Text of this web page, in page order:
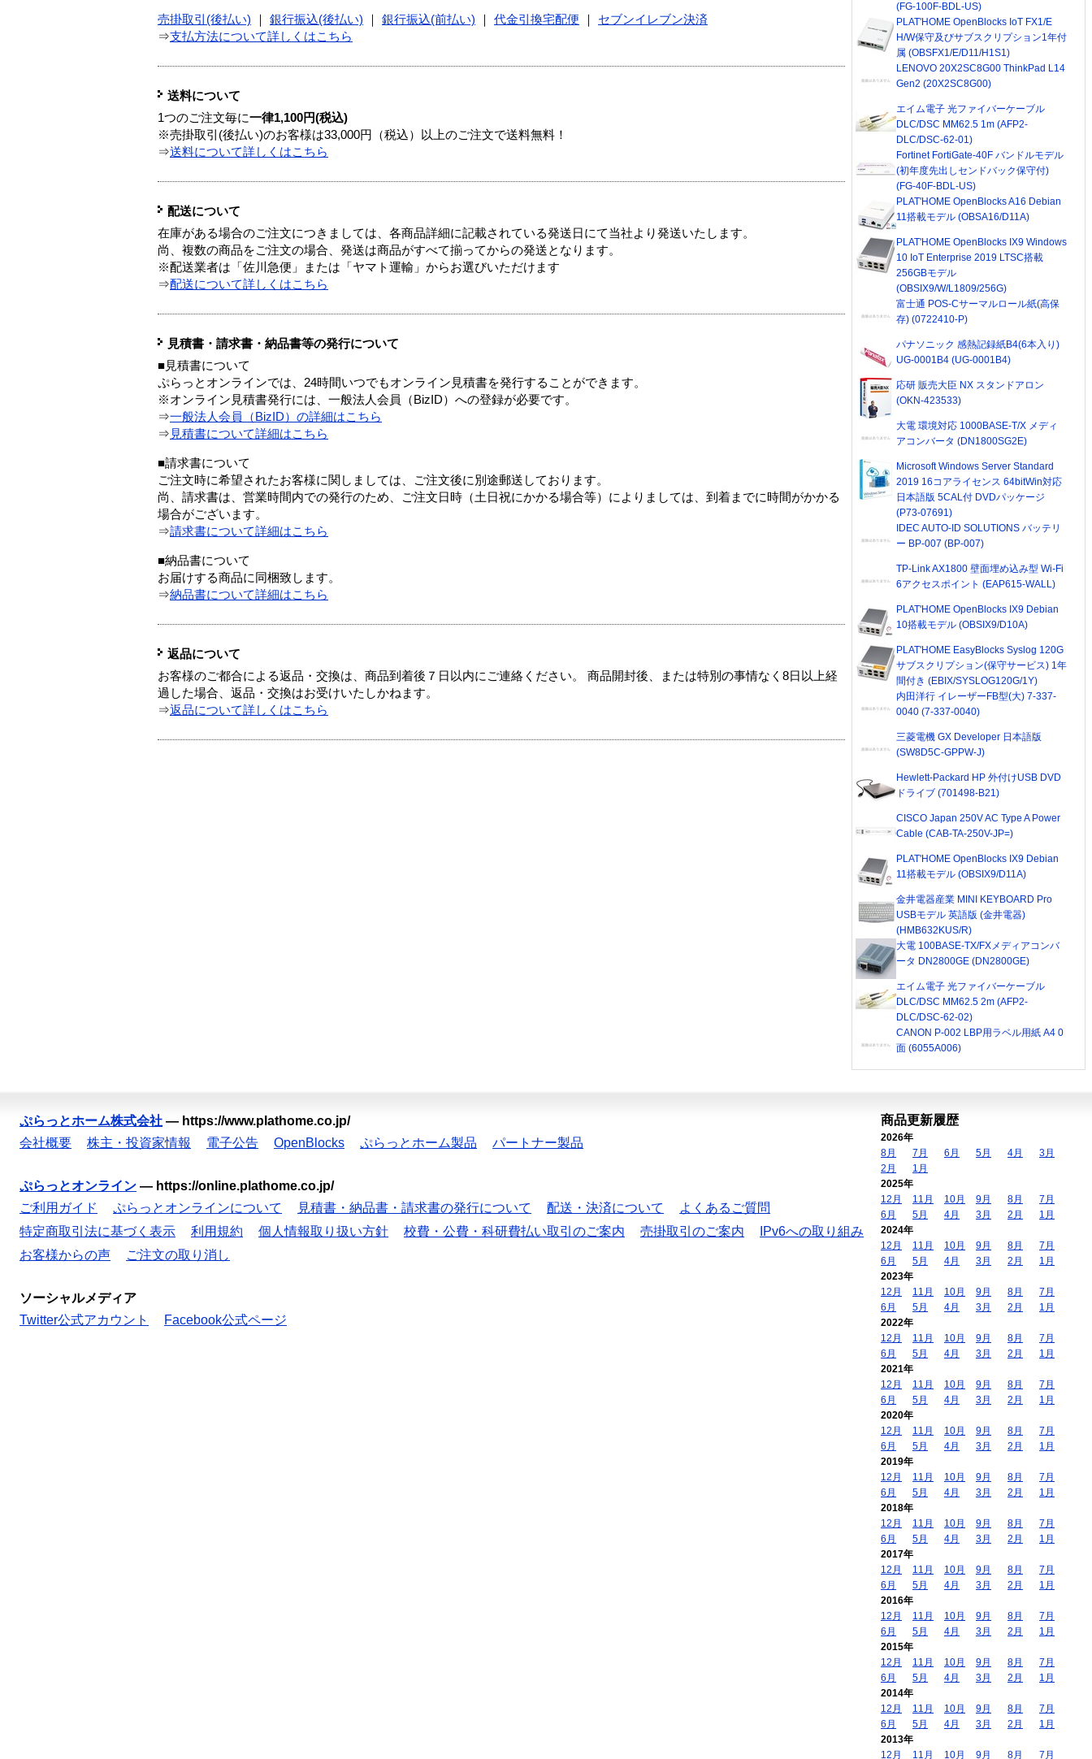
売掛取引(後払い) ｜ 銀行振込(後払い) ｜ 銀行振込(前払い) ｜ 代金引換宅配便 ｜ セブンイレブン決済
⇒支払方法について詳しくはこちら
送料について
1つのご注文毎に一律1,100円(税込)
※売掛取引(後払い)のお客様は33,000円（税込）以上のご注文で送料無料！
⇒送料について詳しくはこちら
配送について
在庫がある場合のご注文につきましては、各商品詳細に記載されている発送日にて当社より発送いたします。
尚、複数の商品をご注文の場合、発送は商品がすべて揃ってからの発送となります。
※配送業者は「佐川急便」または「ヤマト運輸」からお選びいただけます
⇒配送について詳しくはこちら
見積書・請求書・納品書等の発行について
■見積書について
ぷらっとオンラインでは、24時間いつでもオンライン見積書を発行することができます。
※オンライン見積書発行には、一般法人会員（BizID）への登録が必要です。
⇒一般法人会員（BizID）の詳細はこちら
⇒ 見積書について詳細はこちら
■請求書について
ご注文時に希望されたお客様に関しましては、ご注文後に別途郵送しております。
尚、請求書は、営業時間内での発行のため、ご注文日時（土日祝にかかる場合等）によりましては、到着までに時間がかかる
場合がございます。
⇒請求書について詳細はこちら
■納品書について
お届けする商品に同梱致します。
⇒納品書について詳細はこちら
返品について
お客様のご都合による返品・交換は、商品到着後７日以内にご連絡ください。 商品開封後、または特別の事情なく8日以上経
過した場合、返品・交換はお受けいたしかねます。
⇒返品について詳しくはこちら
(FG-100F-BDL-US)
PLAT'HOME OpenBlocks IoT FX1/E
H/W保守及びサブスクリプション1年付
属 (OBSFX1/E/D11/H1S1)
LENOVO 20X2SC8G00 ThinkPad L14
Gen2 (20X2SC8G00)
エイム電子 光ファイバーケーブル
DLC/DSC MM62.5 1m (AFP2-
DLC/DSC-62-01)
Fortinet FortiGate-40F バンドルモデル
(初年度先出しセンドバック保守付)
(FG-40F-BDL-US)
PLAT'HOME OpenBlocks A16 Debian
11搭載モデル (OBSA16/D11A)
PLAT'HOME OpenBlocks IX9 Windows
10 IoT Enterprise 2019 LTSC搭載
256GBモデル
(OBSIX9/W/L1809/256G)
富士通 POS-Cサーマルロール紙(高保
存) (0722410-P)
パナソニック 感熱記録紙B4(6本入り)
UG-0001B4 (UG-0001B4)
応研 販売大臣 NX スタンドアロン
(OKN-423533)
大電 環境対応 1000BASE-T/X メディ
アコンバータ (DN1800SG2E)
Microsoft Windows Server Standard
2019 16コアライセンス 64bitWin対応
日本語版 5CAL付 DVDパッケージ
(P73-07691)
IDEC AUTO-ID SOLUTIONS バッテリ
ー BP-007 (BP-007)
TP-Link AX1800 壁面埋め込み型 Wi-Fi
6アクセスポイント (EAP615-WALL)
PLAT'HOME OpenBlocks IX9 Debian
10搭載モデル (OBSIX9/D10A)
PLAT'HOME EasyBlocks Syslog 120G
サブスクリプション(保守サービス) 1年
間付き (EBIX/SYSLOG120G/1Y)
内田洋行 イレーザーFB型(大) 7-337-
0040 (7-337-0040)
三菱電機 GX Developer 日本語版
(SW8D5C-GPPW-J)
Hewlett-Packard HP 外付けUSB DVD
ドライブ (701498-B21)
CISCO Japan 250V AC Type A Power
Cable (CAB-TA-250V-JP=)
PLAT'HOME OpenBlocks IX9 Debian
11搭載モデル (OBSIX9/D11A)
金井電器産業 MINI KEYBOARD Pro
USBモデル 英語版 (金井電器)
(HMB632KUS/R)
大電 100BASE-TX/FXメディアコンバ
ータ DN2800GE (DN2800GE)
エイム電子 光ファイバーケーブル
DLC/DSC MM62.5 2m (AFP2-
DLC/DSC-62-02)
CANON P-002 LBP用ラベル用紙 A4 0
面 (6055A006)
ぷらっとホーム株式会社 — https://www.plathome.co.jp/
会社概要
株主・投資家情報 電子公告 OpenBlocks ぷらっとホーム製品 パートナー製品
ぷらっとオンライン — https://online.plathome.co.jp/
ご利用ガイド
ぷらっとオンラインについて 見積書・納品書・請求書の発行について 配送・決済について
よくあるご質問
特定商取引法に基づく表示
利用規約 個人情報取り扱い方針 校費・公費・科研費払い取引のご案内 売掛取引のご案内
IPv6への取り組み
お客様からの声
ご注文の取り消し
ソーシャルメディア
Twitter公式アカウント
Facebook公式ページ
商品更新履歴
2026年
8月
7月 6月 5月 4月
3月
2月
1月
2025年
12月
11月 10月 9月 8月
7月
6月
5月 4月 3月 2月
1月
2024年
12月
11月 10月 9月 8月
7月
6月
5月 4月 3月 2月
1月
2023年
12月
11月 10月 9月 8月
7月
6月
5月 4月 3月 2月
1月
2022年
12月
11月 10月 9月 8月
7月
6月
5月 4月 3月 2月
1月
2021年
12月
11月 10月 9月 8月
7月
6月
5月 4月 3月 2月
1月
2020年
12月
11月 10月 9月 8月
7月
6月
5月 4月 3月 2月
1月
2019年
12月
11月 10月 9月 8月
7月
6月
5月 4月 3月 2月
1月
2018年
12月
11月 10月 9月 8月
7月
6月
5月 4月 3月 2月
1月
2017年
12月
11月 10月 9月 8月
7月
6月
5月 4月 3月 2月
1月
2016年
12月
11月 10月 9月 8月
7月
6月
5月 4月 3月 2月
1月
2015年
12月
11月 10月 9月 8月
7月
6月
5月 4月 3月 2月
1月
2014年
12月
11月 10月 9月 8月
7月
6月
5月 4月 3月 2月
1月
2013年
12月
11月 10月 9月 8月 7月